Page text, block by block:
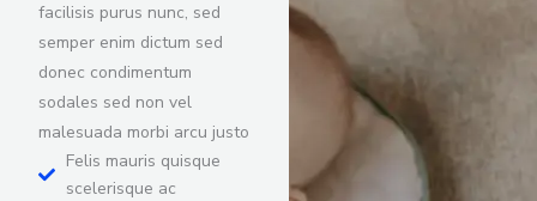
facilisis purus nunc, sed
semper enim dictum sed
donec condimentum
sodales sed non vel
malesuada morbi arcu justo
Felis mauris quisque
scelerisque ac